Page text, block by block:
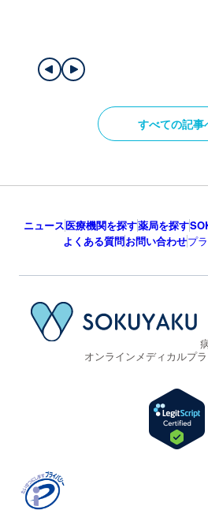
すべての記事
ニュース医療機関を探す薬局を探す
よくある質問お問い合わせプ
オンラインメディカルプ